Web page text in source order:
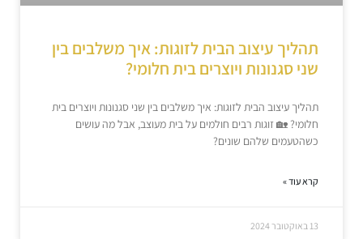
תהליך עיצוב הבית לזוגות: איך משלבים בין
שני סגנונות ויוצרים בית חלומי?
תהליך עיצוב הבית לזוגות: איך משלבים בין שני סגנונות ויוצרים בית
חלומי? 🏡 זוגות רבים חולמים על בית מעוצב, אבל מה עושים
כשהטעמים שלהם שונים?
קרא עוד »
13 באוקטובר 2024